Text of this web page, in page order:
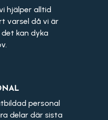
hjälper alltid
varsel då vi är
kan dyka
personal
delar där sista